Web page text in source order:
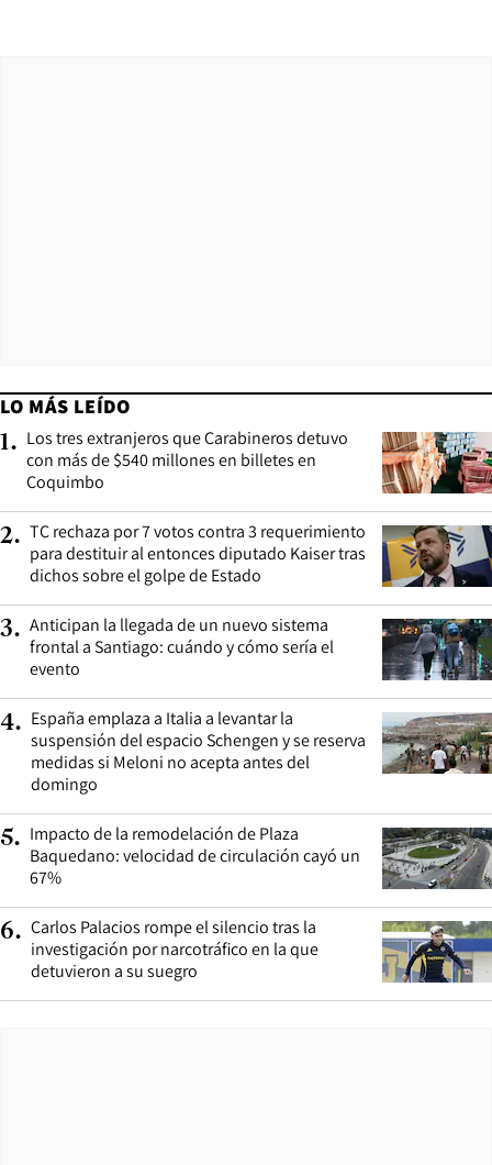
LO MÁS LEÍDO
1. Los tres extranjeros que Carabineros detuvo
con más de $540 millones en billetes en
Coquimbo
2. TC rechaza por 7 votos contra 3 requerimiento
para destituir al entonces diputado Kaiser tras
dichos sobre el golpe de Estado
3. Anticipan la llegada de un nuevo sistema
frontal a Santiago: cuándo y cómo sería el
evento
4. España emplaza a Italia a levantar la
suspensión del espacio Schengen y se reserva
medidas si Meloni no acepta antes del
domingo
5. Impacto de la remodelación de Plaza
Baquedano: velocidad de circulación cayó un
67%
6. Carlos Palacios rompe el silencio tras la
investigación por narcotráfico en la que
detuvieron a su suegro